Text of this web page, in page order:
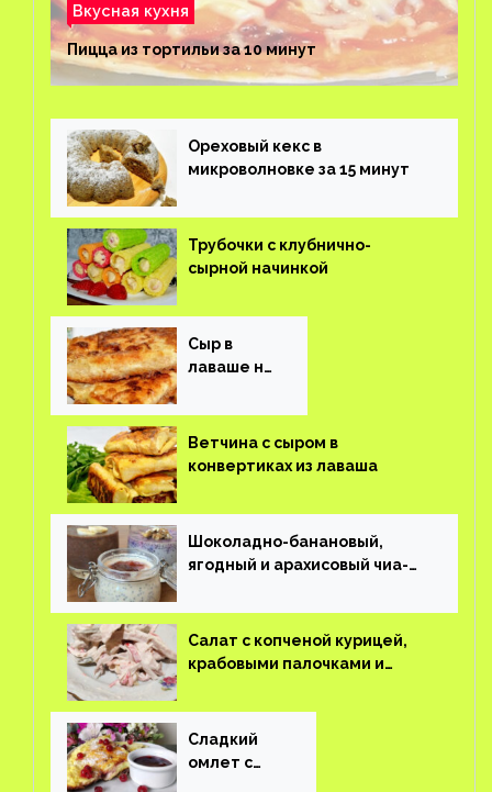
Вкусная кухня
Пицца из тортильи за 10 минут
Ореховый кекс в
микроволновке за 15 минут
Трубочки с клубнично-
сырной начинкой
Сыр в
лаваше на
Ветчина с сыром в
конвертиках из лаваша
Шоколадно-банановый,
ягодный и арахисовый чиа-
Салат с копченой курицей,
крабовыми палочками и
Сладкий
омлет с